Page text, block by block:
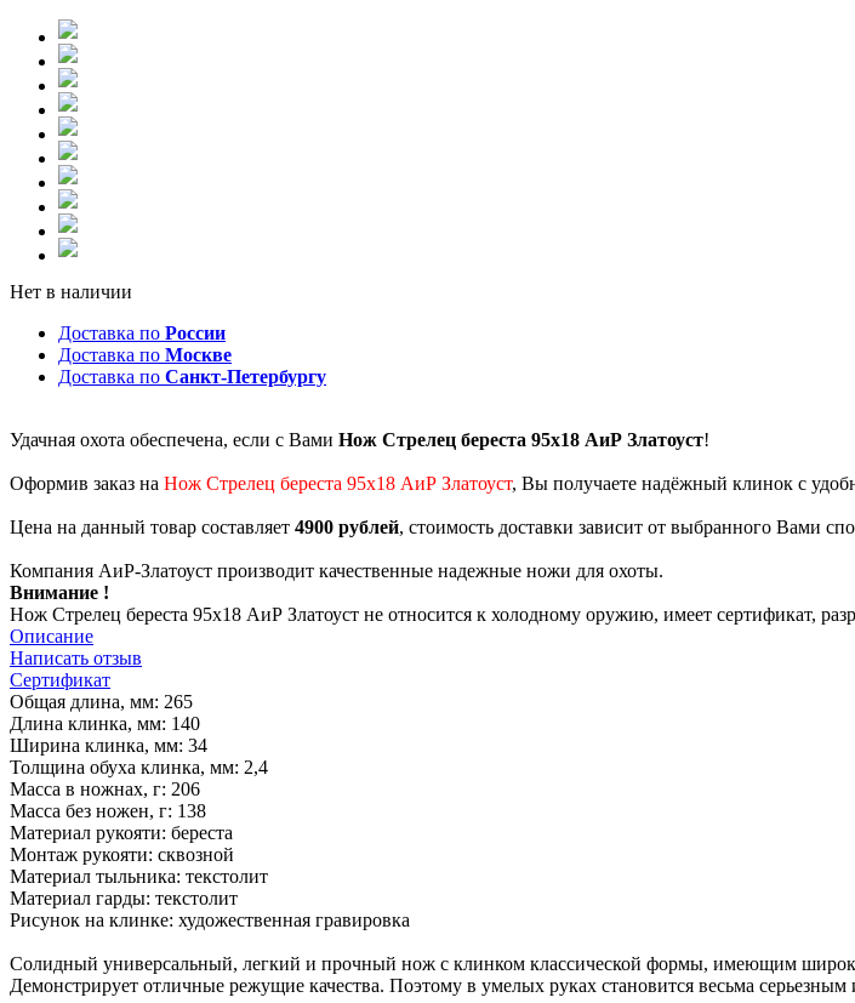
Нет в наличии
Доставка по России
Доставка по Москве
Доставка по Санкт-Петербургу
Удачная охота обеспечена, если с Вами Нож Стрелец береста 95х18 АиР Златоуст!
Оформив заказ на Нож Стрелец береста 95х18 АиР Златоуст, Вы получаете надёжный клинок с
Цена на данный товар составляет 4900 рублей, стоимость доставки зависит от выбранного Вами
Компания АиР-Златоуст производит качественные надежные ножи для охоты.
Внимание !
Нож Стрелец береста 95х18 АиР Златоуст не относится к холодному оружию, имеет сертификат,
Описание
Написать отзыв
Сертификат
Общая длина, мм: 265
Длина клинка, мм: 140
Ширина клинка, мм: 34
Толщина обуха клинка, мм: 2,4
Масса в ножнах, г: 206
Масса без ножен, г: 138
Материал рукояти: береста
Монтаж рукояти: сквозной
Материал тыльника: текстолит
Материал гарды: текстолит
Рисунок на клинке: художественная гравировка
Солидный универсальный, легкий и прочный нож с клинком классической формы, имеющим
Демонстрирует отличные режущие качества. Поэтому в умелых руках становится весьма серьезным